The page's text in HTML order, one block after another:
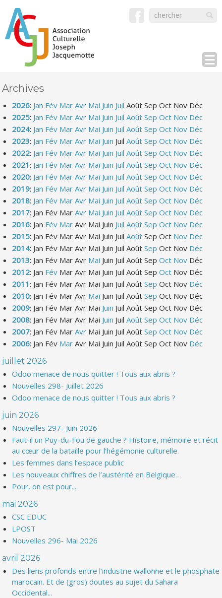
Archives
2026: Jan Fév Mar Avr Mai Juin Juil Août Sep Oct Nov Déc
2025: Jan Fév Mar Avr Mai Juin Juil Août Sep Oct Nov Déc
2024: Jan Fév Mar Avr Mai Juin Juil Août Sep Oct Nov Déc
2023: Jan Fév Mar Avr Mai Juin Juil Août Sep Oct Nov Déc
2022: Jan Fév Mar Avr Mai Juin Juil Août Sep Oct Nov Déc
2021: Jan Fév Mar Avr Mai Juin Juil Août Sep Oct Nov Déc
2020: Jan Fév Mar Avr Mai Juin Juil Août Sep Oct Nov Déc
2019: Jan Fév Mar Avr Mai Juin Juil Août Sep Oct Nov Déc
2018: Jan Fév Mar Avr Mai Juin Juil Août Sep Oct Nov Déc
2017: Jan Fév Mar Avr Mai Juin Juil Août Sep Oct Nov Déc
2016: Jan Fév Mar Avr Mai Juin Juil Août Sep Oct Nov Déc
2015: Jan Fév Mar Avr Mai Juin Juil Août Sep Oct Nov Déc
2014: Jan Fév Mar Avr Mai Juin Juil Août Sep Oct Nov Déc
2013: Jan Fév Mar Avr Mai Juin Juil Août Sep Oct Nov Déc
2012: Jan Fév Mar Avr Mai Juin Juil Août Sep Oct Nov Déc
2011: Jan Fév Mar Avr Mai Juin Juil Août Sep Oct Nov Déc
2010: Jan Fév Mar Avr Mai Juin Juil Août Sep Oct Nov Déc
2009: Jan Fév Mar Avr Mai Juin Juil Août Sep Oct Nov Déc
2008: Jan Fév Mar Avr Mai Juin Juil Août Sep Oct Nov Déc
2007: Jan Fév Mar Avr Mai Juin Juil Août Sep Oct Nov Déc
2006: Jan Fév Mar Avr Mai Juin Juil Août Sep Oct Nov Déc
juillet 2026
Odoo menace de nous quitter ! Tous aux abris ?
Nouvelles 298- Juillet 2026
Odoo menace de nous quitter ! Tous aux abris ?
juin 2026
Nouvelles 297- Juin 2026
Faut-il un Puy-du-Fou de gauche ? Histoire, mémoire et récit
au cœur de la bataille pour l’hégémonie culturelle.
Les femmes dans l’espace public
Les nouveaux chiffres de l’austérité en Belgique…
Pour, on est pour....
mai 2026
CSC EDUC
LPOST
Nouvelles 296- Mai 2026
avril 2026
Des liens profonds entre l’industrie wallonne et le phosphate
marocain. Et de (gros) doutes au sujet du Sahara
Occidental...